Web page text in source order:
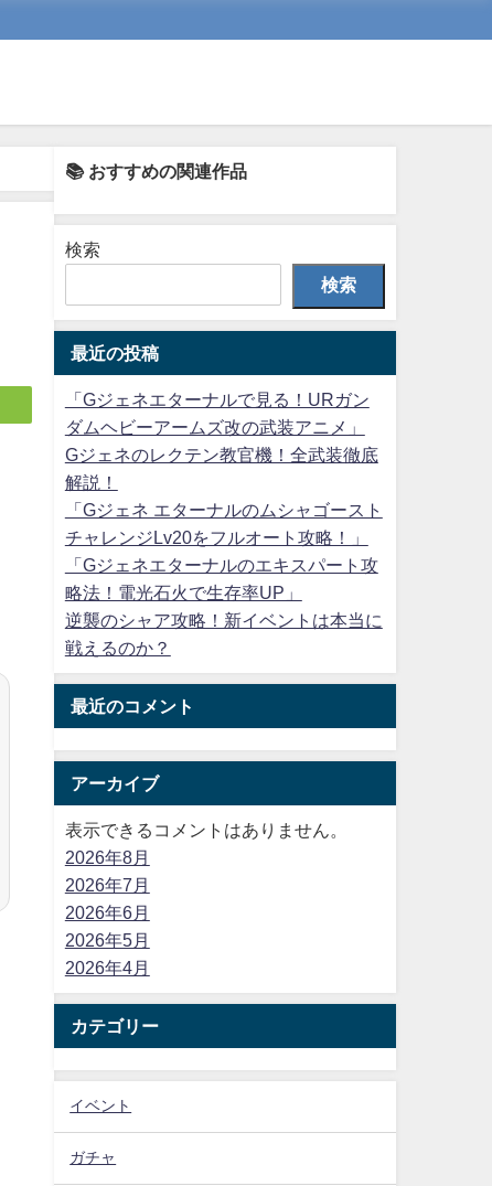
📚 おすすめの関連作品
検索
検索
最近の投稿
「Gジェネエターナルで見る！URガン
ダムヘビーアームズ改の武装アニメ」
Gジェネのレクテン教官機！全武装徹底
解説！
「Gジェネ エターナルのムシャゴースト
チャレンジLv20をフルオート攻略！」
「Gジェネエターナルのエキスパート攻
略法！電光石火で生存率UP」
逆襲のシャア攻略！新イベントは本当に
戦えるのか？
最近のコメント
アーカイブ
表示できるコメントはありません。
2026年8月
2026年7月
2026年6月
2026年5月
2026年4月
カテゴリー
イベント
ガチャ